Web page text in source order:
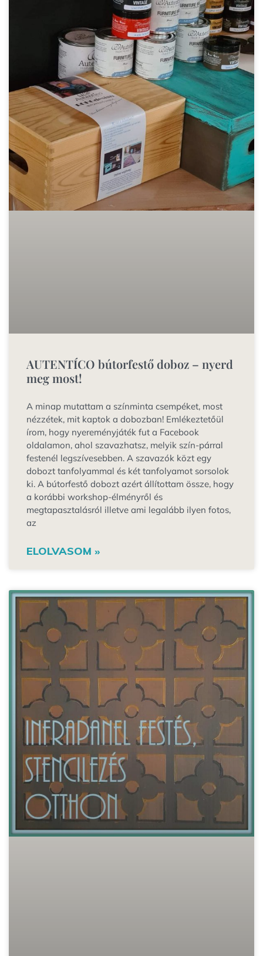
AUTENTÍCO bútorfestő doboz – nyerd
meg most!
A minap mutattam a színminta csempéket, most
nézzétek, mit kaptok a dobozban! Emlékeztetőül
írom, hogy nyereményjáték fut a Facebook
oldalamon, ahol szavazhatsz, melyik szín-párral
festenél legszívesebben. A szavazók közt egy
dobozt tanfolyammal és két tanfolyamot sorsolok
ki. A bútorfestő dobozt azért állítottam össze, hogy
a korábbi workshop-élményről és
megtapasztalásról illetve ami legalább ilyen fotos,
az
ELOLVASOM »